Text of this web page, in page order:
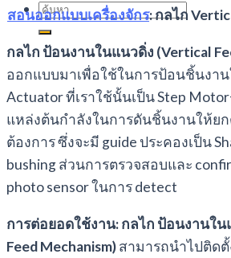
Search
for:
สอนออกแบบเครื่องจักร: กลไก
กลไก ป้อนงานในแนวดิ่ง (Vertical
ออกแบบมาเพื่อใช้ในการป้อนชิ้นงาน
Actuator ที่เราใช้นั้นเป็น Step
แหล่งต้นกำลังในการดันชิ้นงานให้ยก
ต้องการ ซึ่งจะมี guide ประคองเป็น
bushing ส่วนการตรวจสอบและ
photo sensor ในการ detect
การต่อยอดใช้งาน:กลไก ป้อนงานใน
Feed Mechanism)สามารถนำไปติดตั้